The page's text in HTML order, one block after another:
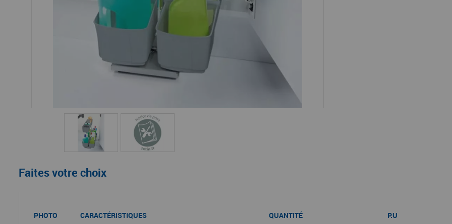
Faites votre choix
PHOTO CARACTÉRISTIQUES QUANTITÉ P.U